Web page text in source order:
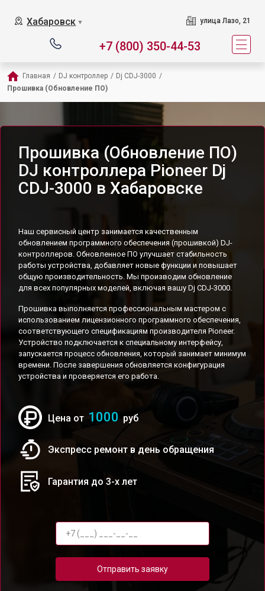
Хабаровск ▼ улица Лазо, 21
+7 (800) 350-44-53
Главная / DJ контроллер / Dj CDJ-3000 /
Прошивка (Обновление ПО)
Прошивка (Обновление ПО)
DJ контроллера Pioneer Dj
CDJ-3000 в Хабаровске
Наш сервисный центр занимается качественным
обновлением программного обеспечения (прошивкой) DJ-
контроллеров. Обновленное ПО улучшает стабильность
работы устройства, добавляет новые функции и повышает
общую производительность. Мы производим обновление
для всех популярных моделей, включая вашу Dj CDJ-3000.
Прошивка выполняется профессиональным мастером с
использованием лицензионного программного обеспечения,
соответствующего спецификациям производителя Pioneer.
Устройство подключается к специальному интерфейсу,
запускается процесс обновления, который занимает минимум
времени. После завершения обновляется конфигурация
устройства и проверяется его работа.
Цена от 1000 руб
Экспресс ремонт в день обращения
Гарантия до 3-х лет
Отправить заявку